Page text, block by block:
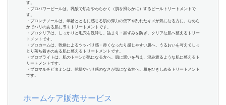
す。
・プロパワーピールは、乳酸で肌をやわらかく（肌を滑らかに）するピールトリートメントで
す。
・プロレチノールは、年齢とともに感じる肌の弾力の低下や乱れたキメが気になる方に。なめら
かでハリのある肌に導くトリートメントです。
・プロクリアは、しっかりと毛穴を洗浄し、詰まり・黒ずみを防ぎ、クリアな肌へ整えるトリー
トメントです。
・プロカームは、乾燥によるツッパリ感・赤くなったり感じやすい肌へ。うるおいを与えてしっ
とり落ち着きのある肌に整えるトリートメントです。
・プロブライトは、肌のトーンが気になる方へ。肌に潤いを与え、澄み渡るような肌に整えるト
リートメントです。
・プロマルチビタミンは、乾燥やハリ感のなさが気になる方へ。肌をひきしめるトリートメント
です。
ホームケア販売サービス